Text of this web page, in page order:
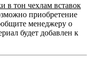
в тон чехлам вставок
приобретение
менеджеру о
будет добавлен к